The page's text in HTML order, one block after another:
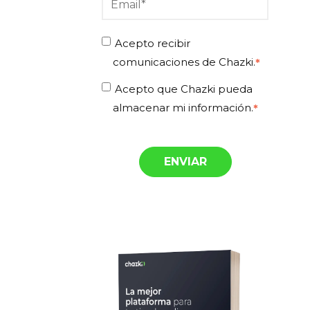
Acepto recibir
comunicaciones de Chazki.*
Acepto que Chazki pueda
almacenar mi información.*